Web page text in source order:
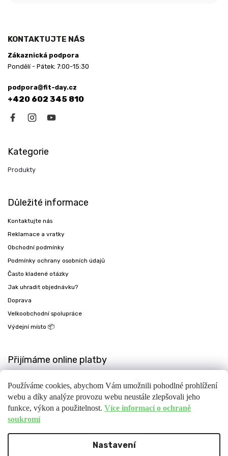
Používáme cookies, abychom Vám umožnili pohodlné prohlížení
webu a díky analýze provozu webu neustále zlepšovali jeho
funkce, výkon a použitelnost. Více informací o ochraně
soukromí
Nastavení
KONTAKTUJTE NÁS
Zákaznická podpora
Pondělí - Pátek: 7:00-15:30
podpora@fit-day.cz
+420 602 345 810
Kategorie
Produkty
Důležité informace
Kontaktujte nás
Reklamace a vratky
Obchodní podmínky
Podmínky ochrany osobních údajů
Často kladené otázky
Jak uhradit objednávku?
Doprava
Velkoobchodní spolupráce
Výdejní místo 📦
Přijímáme online platby
Fit-day. Všechna práva vyhrazena.